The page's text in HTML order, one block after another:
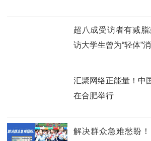
超八成受访者有减
访大学生曾为“轻体”
汇聚网络正能量！中
在合肥举行
解决群众急难愁盼